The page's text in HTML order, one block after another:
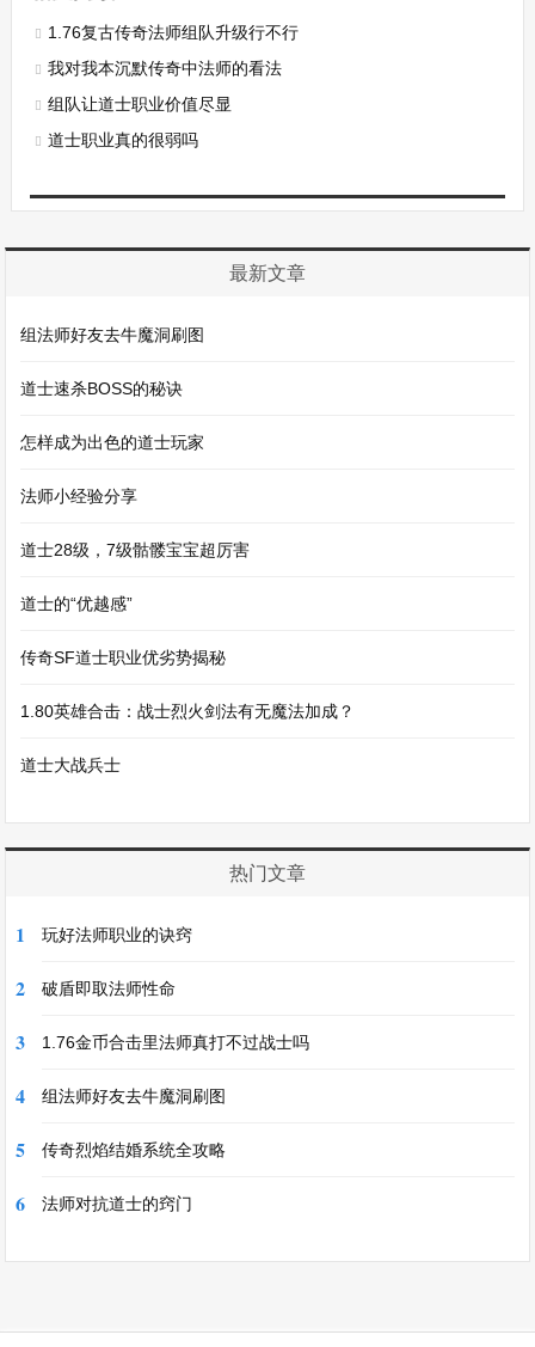
1.76复古传奇法师组队升级行不行
我对我本沉默传奇中法师的看法
组队让道士职业价值尽显
道士职业真的很弱吗
最新文章
组法师好友去牛魔洞刷图
道士速杀BOSS的秘诀
怎样成为出色的道士玩家
法师小经验分享
道士28级，7级骷髅宝宝超厉害
道士的“优越感”
传奇SF道士职业优劣势揭秘
1.80英雄合击：战士烈火剑法有无魔法加成？
道士大战兵士
热门文章
1 玩好法师职业的诀窍
2 破盾即取法师性命
3 1.76金币合击里法师真打不过战士吗
4 组法师好友去牛魔洞刷图
5 传奇烈焰结婚系统全攻略
6 法师对抗道士的窍门